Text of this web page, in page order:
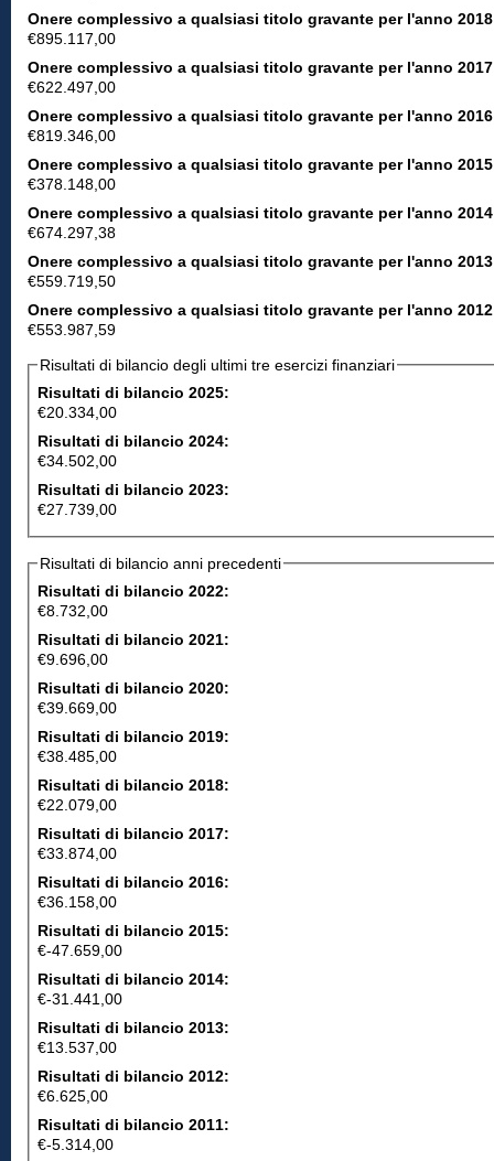
Onere complessivo a qualsiasi titolo gravante per l'anno
€895.117,00
Onere complessivo a qualsiasi titolo gravante per l'anno
€622.497,00
Onere complessivo a qualsiasi titolo gravante per l'anno
€819.346,00
Onere complessivo a qualsiasi titolo gravante per l'anno
€378.148,00
Onere complessivo a qualsiasi titolo gravante per l'anno
€674.297,38
Onere complessivo a qualsiasi titolo gravante per l'anno
€559.719,50
Onere complessivo a qualsiasi titolo gravante per l'anno
€553.987,59
Risultati di bilancio degli ultimi tre esercizi finanziari
Risultati di bilancio 2025:
€20.334,00
Risultati di bilancio 2024:
€34.502,00
Risultati di bilancio 2023:
€27.739,00
Risultati di bilancio anni precedenti
Risultati di bilancio 2022:
€8.732,00
Risultati di bilancio 2021:
€9.696,00
Risultati di bilancio 2020:
€39.669,00
Risultati di bilancio 2019:
€38.485,00
Risultati di bilancio 2018:
€22.079,00
Risultati di bilancio 2017:
€33.874,00
Risultati di bilancio 2016:
€36.158,00
Risultati di bilancio 2015:
€-47.659,00
Risultati di bilancio 2014:
€-31.441,00
Risultati di bilancio 2013:
€13.537,00
Risultati di bilancio 2012:
€6.625,00
Risultati di bilancio 2011:
€-5.314,00